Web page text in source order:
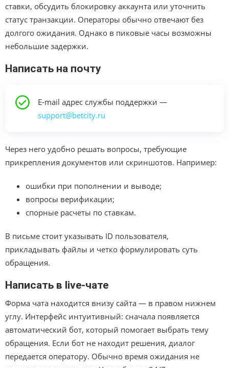
ставки, обсудить блокировку аккаунта или уточнить
статус транзакции. Операторы обычно отвечают без
долгого ожидания. Однако в пиковые часы возможны
небольшие задержки.
Написать на почту
E-mail адрес службы поддержки —
support@betcity.ru
Через него удобно решать вопросы, требующие
прикрепления документов или скриншотов. Например:
ошибки при пополнении и выводе;
вопросы верификации;
спорные расчеты по ставкам.
В письме стоит указывать ID пользователя,
прикладывать файлы и четко формулировать суть
обращения.
Написать в live-чате
Форма чата находится внизу сайта — в правом нижнем
углу. Интерфейс интуитивный: сначала появляется
автоматический бот, который помогает выбрать тему
обращения. Если бот не находит решения, диалог
передается оператору. Обычно время ожидания не